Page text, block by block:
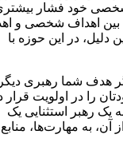
خود فشار
بین اهداف شخصی و
دلیل، در این حوزه با
هدف شما رهبری
را در اولویت قرار
یک رهبر استثنایی یک
به مهارت‌ها،